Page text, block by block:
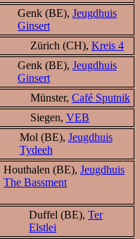
Genk (BE), Jeugdhuis
Ginsert
Zürich (CH), Kreis 4
Genk (BE), Jeugdhuis
Ginsert
Münster, Café Sputnik
Siegen, VEB
Mol (BE), Jeugdhuis
Tydeeh
Houthalen (BE),Jeugdhuis
The Bassment
Duffel (BE),Ter
Elstlei